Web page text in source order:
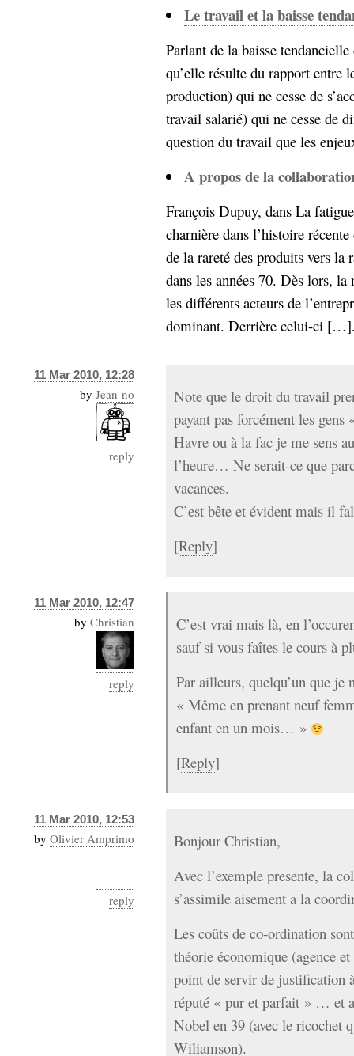
Le travail et la baisse
Parlant de la baisse
qu’elle résulte du rapport entre
production) qui ne cesse de
travail salarié) qui ne cesse de
question du travail que les
A propos de la
François Dupuy, dans La
charnière dans l’histoire
de la rareté des produits vers la
dans les années 70. Dès lors, la
les différents acteurs de
dominant. Derrière celui-ci
11 Mar 2010, 12:28
by Jean-no
reply
Note que le droit du travail
payant pas forcément les
Havre ou à la fac je me sens
l’heure… Ne serait-ce que
vacances.
C’est bête et évident mais il
[Reply]
11 Mar 2010, 12:47
by Christian
reply
C’est vrai mais là, en
sauf si vous faîtes le cours à
Par ailleurs, quelqu’un que je
« Même en prenant neuf
enfant en un mois… »
[Reply]
11 Mar 2010, 12:53
by Olivier Amprimo
reply
Bonjour Christian,
Avec l’exemple presente, la
s’assimile aisement a la
Les coûts de co-ordination
théorie économique (agence
point de servir de justification
réputé « pur et parfait » … et
Nobel en 39 (avec le ricochet
Wiliamson).